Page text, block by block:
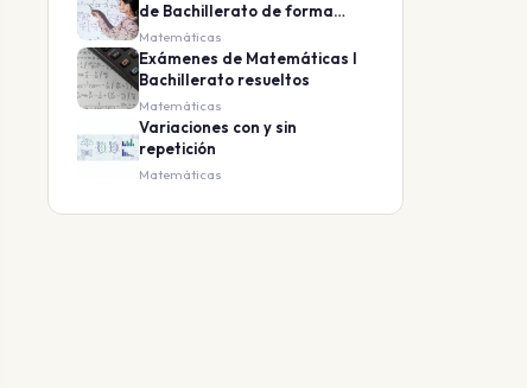
de Bachillerato de forma
eficaz
Matemáticas
Exámenes de Matemáticas I
Bachillerato resueltos
Matemáticas
Variaciones con y sin
repetición
Matemáticas